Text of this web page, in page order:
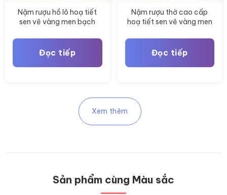
Nậm rượu hồ lô hoạ tiết
sen vẽ vàng men bạch
ĐT171
Đọc tiếp
Nậm rượu thờ cao cấp
hoạ tiết sen vẽ vàng men
Đọc tiếp
Xem thêm
Sản phẩm cùng Màu sắc